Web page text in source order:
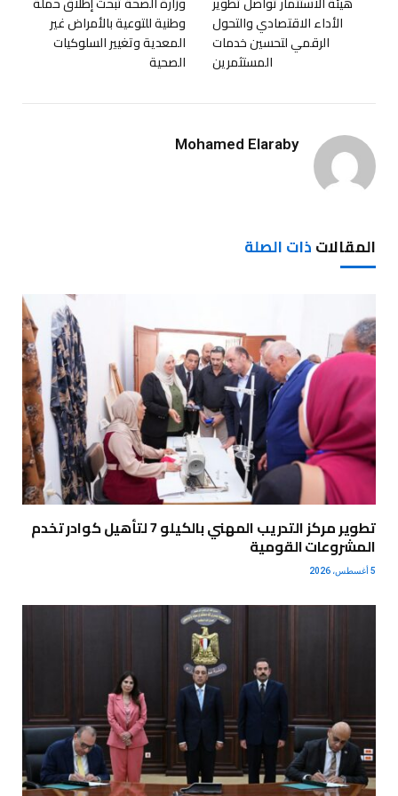
الأداء الاقتصادي والتحول
الرقمي لتحسين خدمات
المستثمرين
وطنية للتوعية بالأمراض غير
المعدية وتغيير السلوكيات
الصحية
Mohamed Elaraby
المقالاتذات الصلة
تطوير مركز التدريب المهني بالكيلو 7 لتأهيل كوادر تخدم
المشروعات القومية
5 أغسطس، 2026